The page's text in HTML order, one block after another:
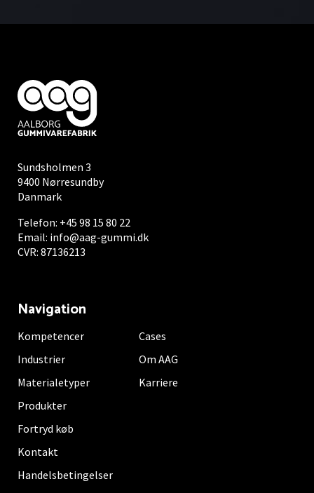
Sundsholmen 3
9400 Nørresundby
Danmark
Telefon: +45 98 15 80 22
Email: info@aag-gummi.dk
CVR: 87136213
Navigation
Kompetencer
Industrier
Materialetyper
Produkter
Fortryd køb
Cases
Om AAG
Karriere
Kontakt
Handelsbetingelser